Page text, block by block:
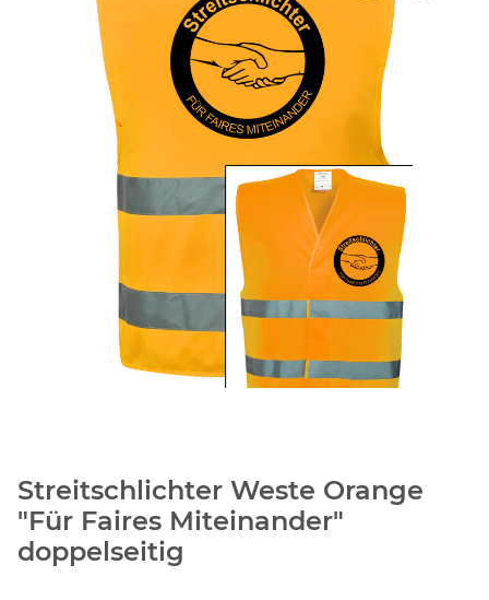
Streitschlichter Weste Orange
"Für Faires Miteinander"
doppelseitig